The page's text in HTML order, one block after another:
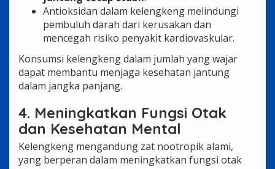
Antioksidan dalam kelengkeng melindungi
pembuluh darah dari kerusakan dan
mencegah risiko penyakit kardiovaskular.
Konsumsi kelengkeng dalam jumlah yang wajar
dapat membantu menjaga kesehatan jantung
dalam jangka panjang.
4. Meningkatkan Fungsi Otak
dan Kesehatan Mental
Kelengkeng mengandung zat nootropik alami,
yang berperan dalam meningkatkan fungsi otak